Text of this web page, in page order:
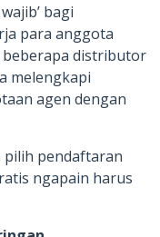
bagi
para anggota
beberapa distributor
melengkapi
agen dengan
pilih pendaftaran
ngapain harus